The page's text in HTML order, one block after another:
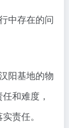
中存在的问
阳基地的物
和难度，
责任。